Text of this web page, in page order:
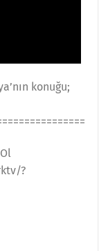
konuğu;
?